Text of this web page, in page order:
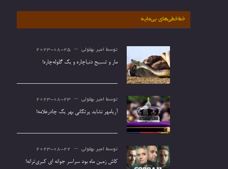
خط‌خطی‌های بی‌مایه
توسط امیر بهلولی 2023-08-25
مار و تسبیح دنیاچاره و یک گلوله‌چاره!
توسط امیر بهلولی 2023-08-23
آریامهر نشاید پرتکانی بهر یک چادرعلامه!
توسط امیر بهلولی 2023-08-22
کاش زمین ماه بود سراسر جوانه ای کبری‌ترانه!